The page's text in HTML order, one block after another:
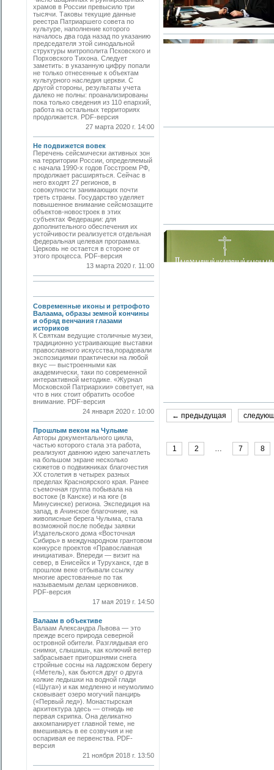
храмов в России превысило три
тысячи. Таковы текущие данные
реестра Патриаршего совета по
культуре, наполнение которого
началось два года назад по указанию
председателя этой синодальной
структуры митрополита Псковского и
Порховского Тихона. Следует
заметить: в указанную цифру попали
не только отнесенные к объектам
культурного наследия церкви. С
другой стороны, результаты учета
далеко не полны: проанализированы
пока только сведения из 110 епархий,
работа на остальных территориях
продолжается. PDF-версия
27 марта 2020 г. 14:00
Не подвижется вовек
Перечень сейсмически активных зон
на территории России, определяемый
с начала 1990-х годов Госстроем РФ,
продолжает расширяться. Сейчас в
него входят 27 регионов, в
совокупности занимающих почти
треть страны. Государство уделяет
повышенное внимание сейсмозащите
объектов-новостроек в этих
субъектах Федерации: для
дополнительного обеспечения их
устойчивости реализуется отдельная
федеральная целевая программа.
Церковь не остается в стороне от
этого процесса. PDF-версия
13 марта 2020 г. 11:00
Современные иконы и ретрофото
Валаама, образы земной кончины
и обряд венчания глазами
историков
К Святкам ведущие столичные музеи,
традиционно устраивающие выставки
православного искусства,порадовали
экспозициями практически на любой
вкус — выстроенными как
академически, таки по современной
интерактивной методике. «Журнал
Московской Патриархии» советует, на
что в них стоит обратить особое
внимание. PDF-версия
24 января 2020 г. 10:00
Прошлым веком на Чулыме
Авторы документального цикла,
частью которого стала эта работа,
реализуют давнюю идею запечатлеть
на большом экране несколько
сюжетов о подвижниках благочестия
ХХ столетия в четырех разных
пределах Красноярского края. Ранее
съемочная группа побывала на
востоке (в Канске) и на юге (в
Минусинске) региона. Экспедиция на
запад, в Ачинское благочиние, на
живописные берега Чулыма, стала
возможной после победы заявки
Издательского дома «Восточная
Сибирь» в международном грантовом
конкурсе проектов «Православная
инициатива». Впереди — визит на
север, в Енисейск и Туруханск, где в
прошлом веке отбывали ссылку
многие арестованные по так
называемым делам церковников.
PDF-версия
17 мая 2019 г. 14:50
Валаам в объективе
Валаам Александра Львова — это
прежде всего природа северной
островной обители. Разглядывая его
снимки, слышишь, как колючий ветер
забрасывает пригоршнями снега
стройные сосны на ладожском берегу
(«Метель), как бьются друг о друга
колкие ледышки на водной глади
(«Шуга») и как медленно и неумолимо
сковывает озеро могучий панцирь
(«Первый лед»). Монастырская
архитектура здесь — отнюдь не
первая скрипка. Она деликатно
аккомпанирует главной теме, не
вмешиваясь в ее созвучия и не
оспаривая ее первенства. PDF-
версия
21 ноября 2018 г. 13:50
← предыдущая
1 2 … 7 8